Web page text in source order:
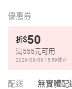
優惠券
折$50
滿555元可用
2026/08/09 15:59截止
配送 無實體配